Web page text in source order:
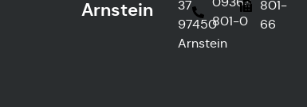
Arnstein
37
97450
Arnstein
801-0
801-
66